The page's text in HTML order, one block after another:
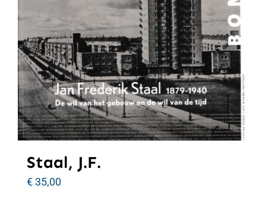
Staal, J.F.
€35,00